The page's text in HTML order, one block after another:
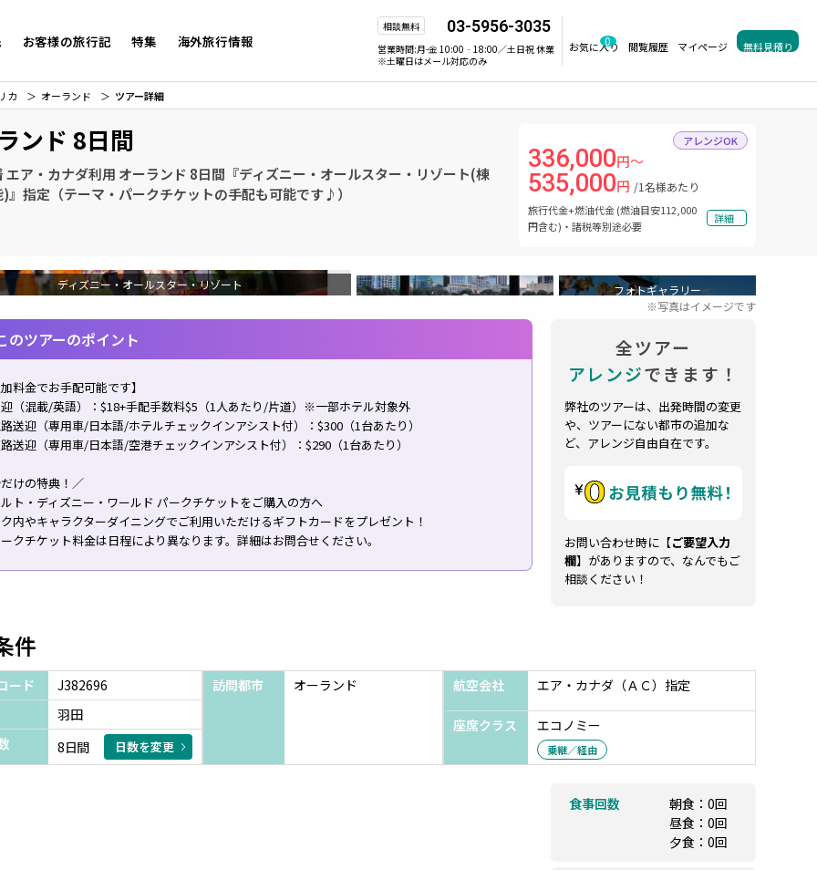
お客様の旅行記 特集 海外旅行情報
相談無料 03-5956-3035
営業時間:月-金 10:00‐18:00／土日祝 休業
※土曜日はメール対応のみ
お気に入り
0 閲覧履歴 マイページ 無料見積り
カ オーランド ツアー詳細
ンド 8日間
エア・カナダ利用 オーランド 8日間『ディズニー・オールスター・リゾート(棟
』指定（テーマ・パークチケットの手配も可能です♪）
アレンジOK
336,000円～
535,000円 /1名様あたり
旅行代金+燃油代金 (燃油目安112,000
円含む)・諸税等別途必要
詳細
ディズニー・オールスター・リゾート
フォトギャラリー
※写真はイメージです
のツアーのポイント
加料金でお手配可能です】
（混載/英語）：$18+手配手数料$5（1人あたり/片道）※一部ホテル対象外
送迎（専用車/日本語/ホテルチェックインアシスト付）：$300（1台あたり）
送迎（専用車/日本語/空港チェックインアシスト付）：$290（1台あたり）
けの特典！／
ト・ディズニー・ワールド パークチケットをご購入の方へ
内やキャラクターダイニングでご利用いただけるギフトカードをプレゼント！
クチケット料金は日程により異なります。詳細はお問合せください。
全ツアー
アレンジできます！
弊社のツアーは、出発時間の変更
や、ツアーにない都市の追加な
ど、アレンジ自由自在です。
お問い合わせ時に【ご要望入力
欄】がありますので、なんでもご
相談ください！
件
ード
J382696
羽田
8日間 日数を変更
訪問都市 オーランド 航空会社 エア・カナダ（ＡＣ）指定
座席クラス エコノミー
乗継／経由
食事回数
朝食：0回
昼食：0回
夕食：0回